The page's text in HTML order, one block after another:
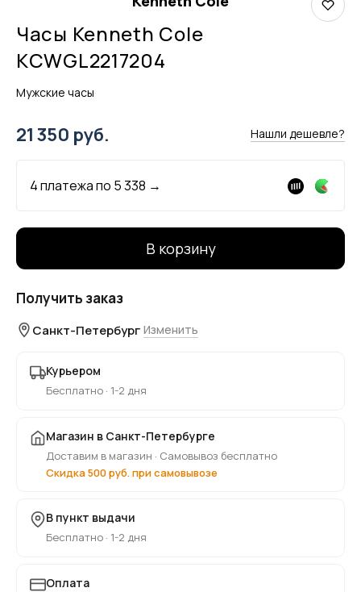
Часы Kenneth Cole
KCWGL2217204
Мужские часы
21 350 руб. Нашли дешевле?
4 платежа по 5 338 →
В корзину
Получить заказ
Санкт-Петербург Изменить
Курьером
Бесплатно · 1-2 дня
Магазин в Санкт-Петербурге
Доставим в магазин · Самовывоз бесплатно
Скидка 500 руб. при самовывозе
В пункт выдачи
Бесплатно · 1-2 дня
Оплата